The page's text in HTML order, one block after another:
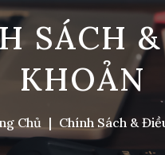
SÁCH
KHOẢN
Chủ | Chính Sách &